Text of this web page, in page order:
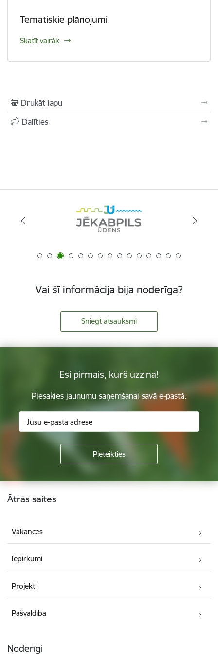
Tematiskie plānojumi
Skatīt vairāk
Drukāt lapu
Dalīties
Vai šī informācija bija noderīga?
Sniegt atsauksmi
Esi pirmais, kurš uzzina!
Piesakies jaunumu saņemšanai savā e-pastā.
Kājene
Ātrās saites
Vakances
Iepirkumi
Projekti
Pašvaldība
Noderīgi